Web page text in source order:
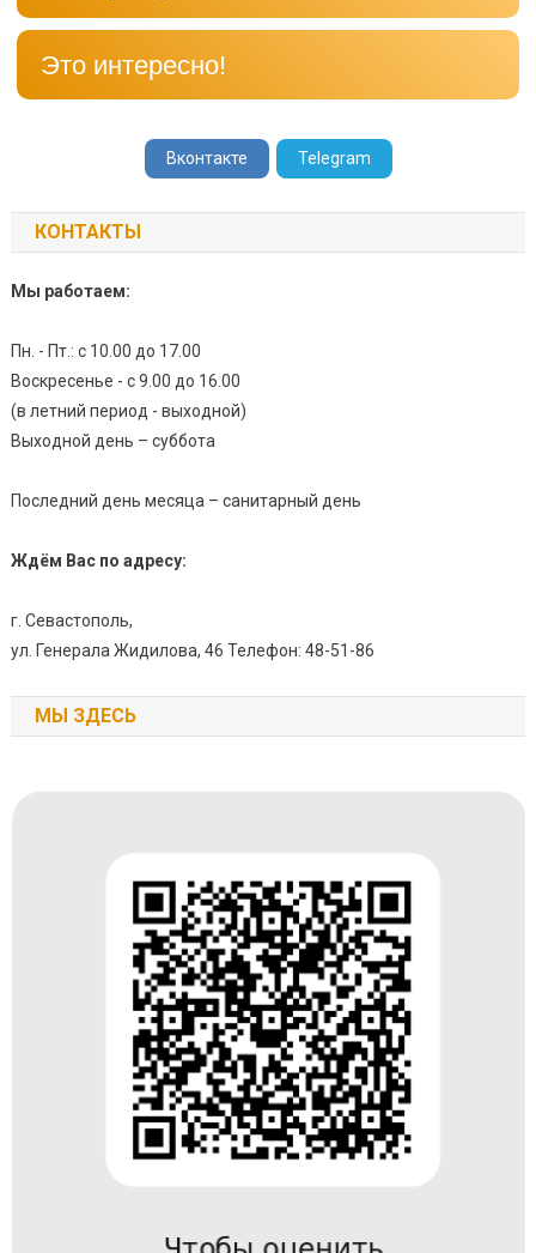
Это интересно!
Вконтакте Telegram
КОНТАКТЫ
Мы работаем:
Пн. - Пт.: с 10.00 до 17.00
Воскресенье - с 9.00 до 16.00
(в летний период - выходной)
Выходной день – суббота
Последний день месяца – санитарный день
Ждём Вас по адресу:
г. Севастополь,
ул. Генерала Жидилова, 46 Телефон: 48-51-86
МЫ ЗДЕСЬ